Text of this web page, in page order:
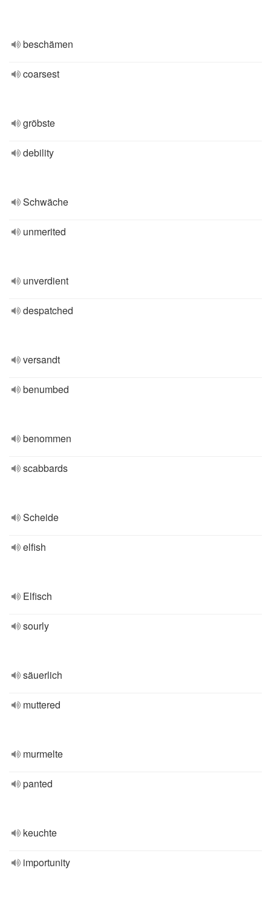
beschämen
coarsest
gröbste
debility
Schwäche
unmerited
unverdient
despatched
versandt
benumbed
benommen
scabbards
Scheide
elfish
Elfisch
sourly
säuerlich
muttered
murmelte
panted
keuchte
importunity